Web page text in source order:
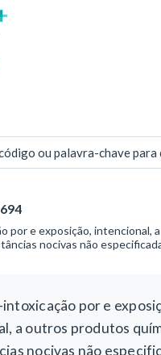
ou palavra-chave para
por e exposição, intencional,
nocivas não
por e
a outros produtos
nocivas não